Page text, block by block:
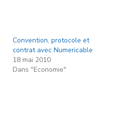
Convention, protocole et
contrat avec Numericable
18 mai 2010
Dans "Economie"